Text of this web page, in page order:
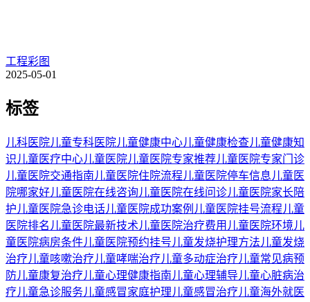
工程彩图
2025-05-01
标签
儿科医院儿童专科医院儿童健康中心儿童健康检查儿童健康知
识儿童医疗中心儿童医院儿童医院专家推荐儿童医院专家门诊
儿童医院交通指南儿童医院住院流程儿童医院停车信息儿童医
院哪家好儿童医院在线咨询儿童医院在线问诊儿童医院家长陪
护儿童医院急诊电话儿童医院成功案例 儿童医院挂号流程儿童
医院排名 儿童医院最新技术儿童医院治疗费用 儿童医院环境儿
童医院病房条件儿童医院预约挂号儿童发烧护理方法儿童发烧
治疗儿童咳嗽治疗儿童哮喘治疗儿童多动症治疗儿童常见病预
防儿童康复治疗儿童心理健康指南儿童心理辅导儿童心脏病治
疗儿童急诊服务儿童感冒家庭护理儿童感冒治疗儿童海外就医